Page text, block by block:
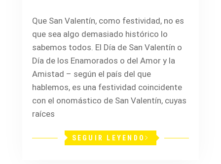
Que San Valentín, como festividad, no es
que sea algo demasiado histórico lo
sabemos todos. El Día de San Valentín o
Día de los Enamorados o del Amor y la
Amistad – según el país del que
hablemos, es una festividad coincidente
con el onomástico de San Valentín, cuyas
raíces
SEGUIR LEYENDO